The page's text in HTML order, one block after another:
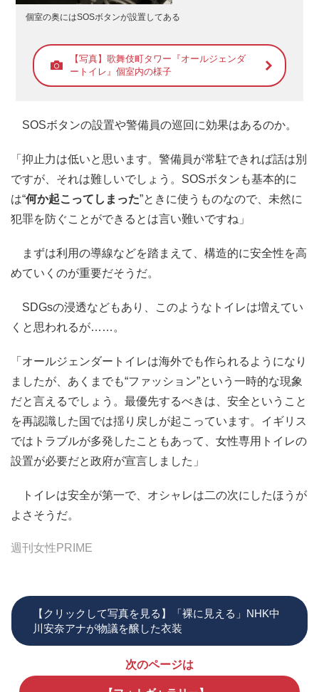
個室の奥にはSOSボタンが設置してある
【写真】歌舞伎町タワー『オールジェンダ
ートイレ』個室内の様子
SOSボタンの設置や警備員の巡回に効果はあるのか。
「抑止力は低いと思います。警備員が常駐できれば話は別
ですが、それは難しいでしょう。SOSボタンも基本的に
は“何か起こってしまった”ときに使うものなので、未然に
犯罪を防ぐことができるとは言い難いですね」
まずは利用の導線などを踏まえて、構造的に安全性を高
めていくのが重要だそうだ。
SDGsの浸透などもあり、このようなトイレは増えてい
くと思われるが……。
「オールジェンダートイレは海外でも作られるようになり
ましたが、あくまでも“ファッション”という一時的な現象
だと言えるでしょう。最優先するべきは、安全ということ
を再認識した国では揺り戻しが起こっています。イギリス
ではトラブルが多発したこともあって、女性専用トイレの
設置が必要だと政府が宣言しました」
トイレは安全が第一で、オシャレは二の次にしたほうが
よさそうだ。
週刊女性PRIME
【クリックして写真を見る】「裸に見える」NHK中
川安奈アナが物議を醸した衣装
次のページは